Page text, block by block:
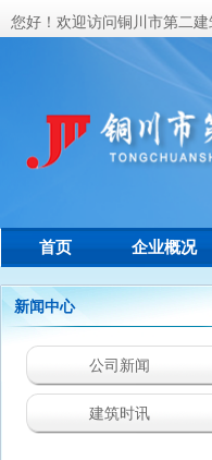
首页 企业概况
您好！欢迎访问铜川市第二
新闻中心
公司新闻
建筑时讯